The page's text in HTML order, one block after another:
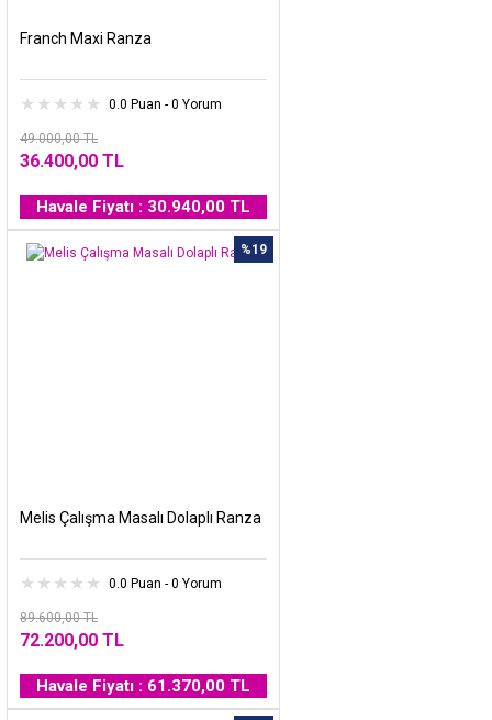
Franch Maxi Ranza
0.0 Puan - 0 Yorum
49.000,00 TL
36.400,00 TL
Havale Fiyatı : 30.940,00 TL
%19
Melis Çalışma Masalı Dolaplı Ranza
0.0 Puan - 0 Yorum
89.600,00 TL
72.200,00 TL
Havale Fiyatı : 61.370,00 TL